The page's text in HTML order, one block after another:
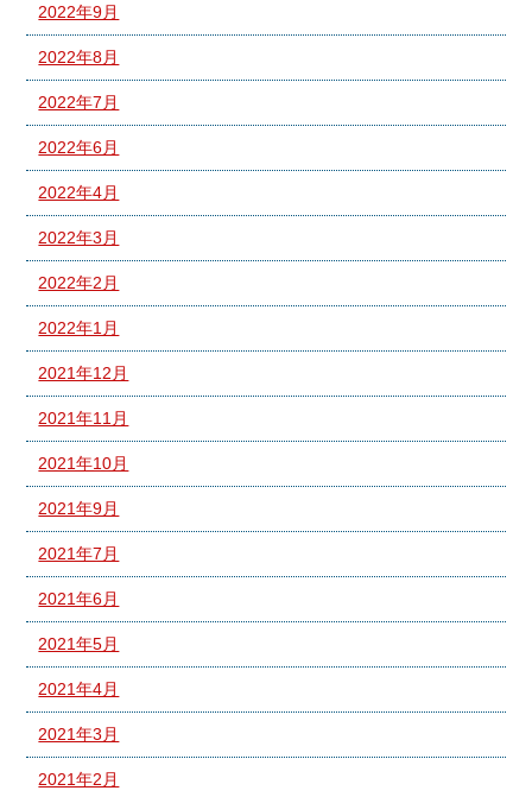
2022年9月
2022年8月
2022年7月
2022年6月
2022年4月
2022年3月
2022年2月
2022年1月
2021年12月
2021年11月
2021年10月
2021年9月
2021年7月
2021年6月
2021年5月
2021年4月
2021年3月
2021年2月